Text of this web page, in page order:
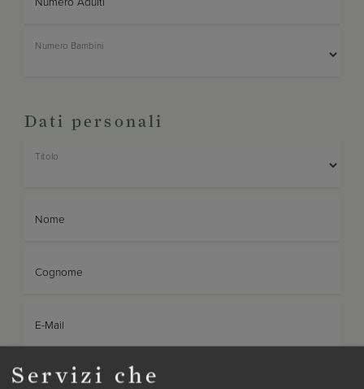
Numero Bambini
Dati personali
Titolo
Nome
Cognome
E-Mail
Telefono
Servizi che